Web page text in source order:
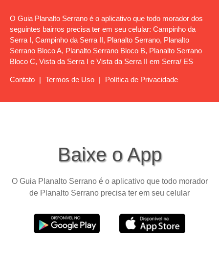
O Guia Planalto Serrano é o aplicativo que todo morador dos
seguintes bairros precisa ter em seu celular: Campinho da
Serra I, Campinho da Serra II, Planalto Serrano, Planalto
Serrano Bloco A, Planalto Serrano Bloco B, Planalto Serrano
Bloco C, Vista da Serra I e Vista da Serra II em Serra/ ES
Contato | Termos de Uso | Política de Privacidade
Baixe o App
O Guia Planalto Serrano é o aplicativo que todo morador
de Planalto Serrano precisa ter em seu celular